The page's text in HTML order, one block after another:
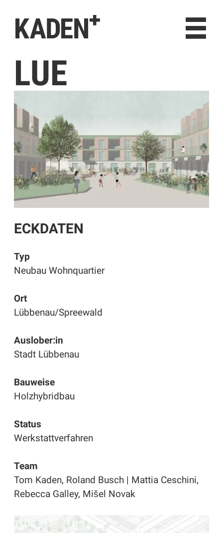
KADEN⁺
KONTAKT
LUE
ECKDATEN
Typ
Neubau Wohnquartier
Ort
Lübbenau/Spreewald
Auslober:in
Stadt Lübbenau
Bauweise
Holzhybridbau
Status
Werkstattverfahren
Team
Tom Kaden, Roland Busch | Mattia Ceschini,
Rebecca Galley, Mišel Novak